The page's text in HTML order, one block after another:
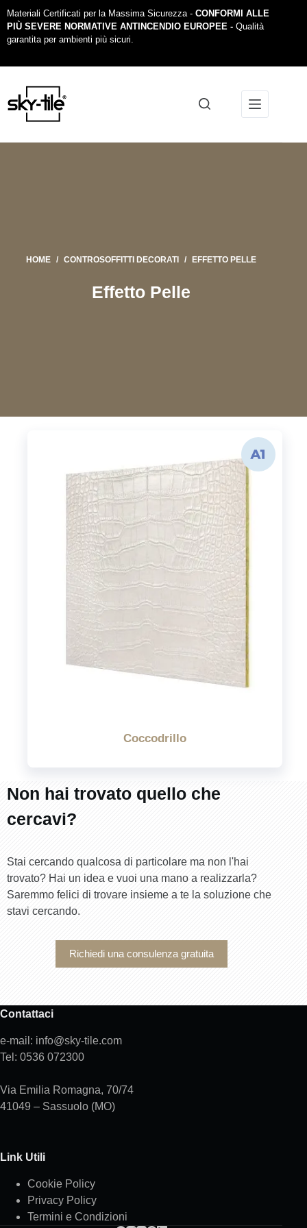
Materiali Certificati per la Massima Sicurezza - CONFORMI ALLE
PIÙ SEVERE NORMATIVE ANTINCENDIO EUROPEE - Qualità
garantita per ambienti più sicuri.
HOME / CONTROSOFFITTI DECORATI / EFFETTO PELLE
Effetto Pelle
Coccodrillo
Non hai trovato quello che
cercavi?
Stai cercando qualcosa di particolare ma non l'hai
trovato? Hai un idea e vuoi una mano a realizzarla?
Saremmo felici di trovare insieme a te la soluzione che
stavi cercando.
Richiedi una consulenza gratuita
Contattaci
e-mail: info@sky-tile.com
Tel: 0536 072300
Via Emilia Romagna, 70/74
41049 – Sassuolo (MO)
Link Utili
Cookie Policy
Privacy Policy
Termini e Condizioni